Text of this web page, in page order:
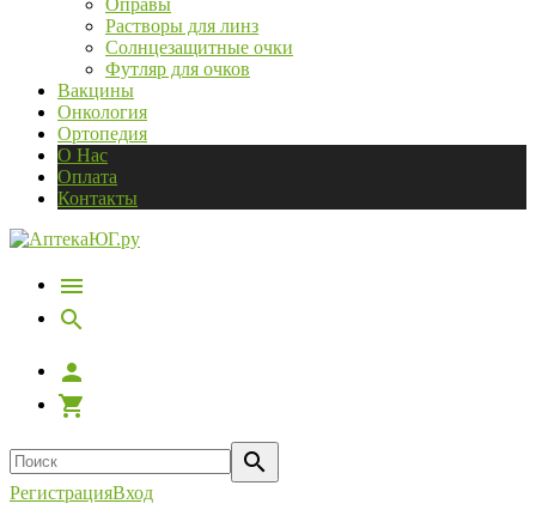
Оправы
Растворы для линз
Солнцезащитные очки
Футляр для очков
Вакцины
Онкология
Ортопедия
О Нас
Оплата
Контакты
РегистрацияВход